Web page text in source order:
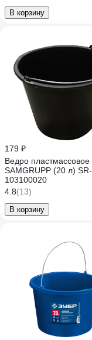
В корзину
179 ₽
Ведро пластмассовое
SAMGRUPP (20 л) SR-
103100020
4.8(13)
В корзину